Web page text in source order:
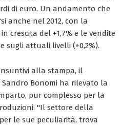
di euro. Un andamento che
anche nel 2012, con la
crescita del +1,7% e le vendite
sugli attuali livelli (+0,2%).
alla stampa, il
Sandro Bonomi ha rilevato la
pur complesso per la
"Il settore della
le sue peculiarità, trova